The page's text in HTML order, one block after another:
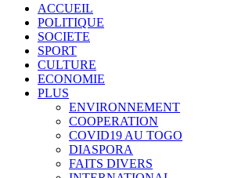
ACCUEIL
POLITIQUE
SOCIETE
SPORT
CULTURE
ECONOMIE
PLUS
ENVIRONNEMENT
COOPERATION
COVID19 AU TOGO
DIASPORA
FAITS DIVERS